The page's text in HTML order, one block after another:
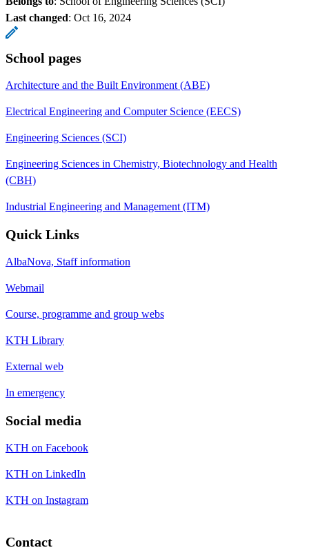
Last changed: Oct 16, 2024
School pages
Architecture and the Built Environment (ABE)
Electrical Engineering and Computer Science (EECS)
Engineering Sciences (SCI)
Engineering Sciences in Chemistry, Biotechnology and Health
(CBH)
Industrial Engineering and Management (ITM)
Quick Links
AlbaNova, Staff information
Webmail
Course, programme and group webs
KTH Library
External web
In emergency
Social media
KTH on Facebook
KTH on LinkedIn
KTH on Instagram
Contact